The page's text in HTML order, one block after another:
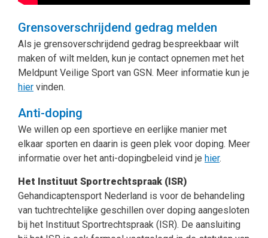
Grensoverschrijdend gedrag melden
Als je grensoverschrijdend gedrag bespreekbaar wilt
maken of wilt melden, kun je contact opnemen met het
Meldpunt Veilige Sport van GSN. Meer informatie kun je
hier vinden.
Anti-doping
We willen op een sportieve en eerlijke manier met
elkaar sporten en daarin is geen plek voor doping. Meer
informatie over het anti-dopingbeleid vind je hier.
Het Instituut Sportrechtspraak (ISR)
Gehandicaptensport Nederland is voor de behandeling
van tuchtrechtelijke geschillen over doping aangesloten
bij het Instituut Sportrechtspraak (ISR). De aansluiting